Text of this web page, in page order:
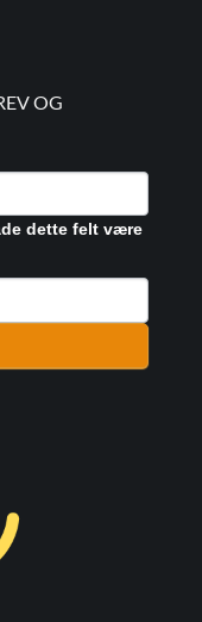
OG
dette felt være